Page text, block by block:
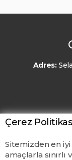
Adres:
Çerez
Sitemizden en
amaçlarla